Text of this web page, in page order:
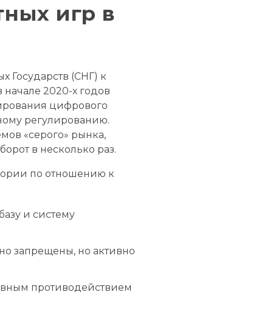
игр в
Государств (СНГ) к
2020-х годов
цифрового
регулированию.
«серого» рынка,
в несколько раз.
по отношению к
и систему
запрещены, но активно
противодействием